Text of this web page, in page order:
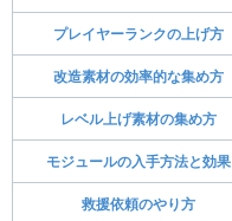
プレイヤーランクの上げ方
改造素材の効率的な集め方
レベル上げ素材の集め方
モジュールの入手方法と効果
救援依頼のやり方